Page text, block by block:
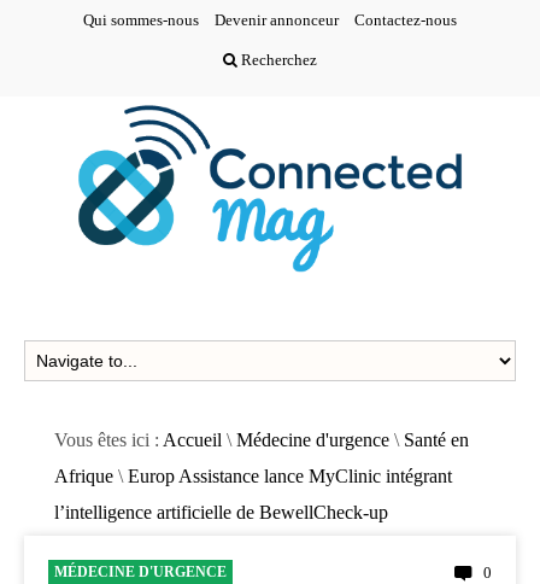
Qui sommes-nous Devenir annonceur Contactez-nous
Recherchez
Vous êtes ici : Accueil \ Médecine d'urgence \ Santé en
Afrique \ Europ Assistance lance MyClinic intégrant
l’intelligence artificielle de BewellCheck-up
MÉDECINE D'URGENCE 0